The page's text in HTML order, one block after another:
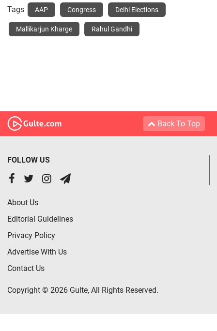
Tags AAP Congress Delhi Elections
Mallikarjun Kharge Rahul Gandhi
Back To Top
FOLLOW US
About Us
Editorial Guidelines
Privacy Policy
Advertise With Us
Contact Us
Copyright © 2026 Gulte, All Rights Reserved.